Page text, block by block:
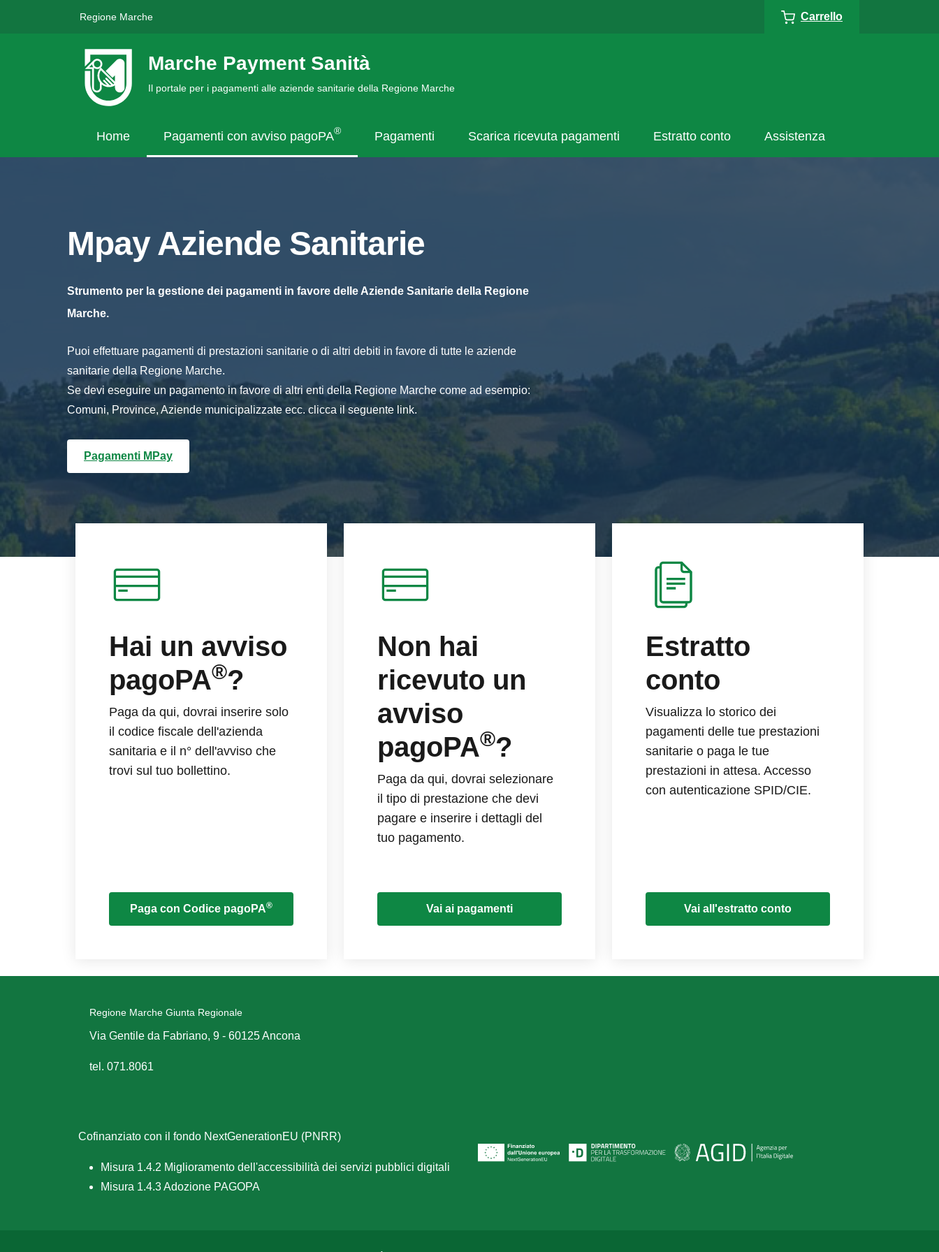
Regione Marche Carrello
Marche Payment Sanità
Il portale per i pagamenti alle aziende sanitarie della Regione Marche
Home Pagamenti con avviso pagoPA® Pagamenti Scarica ricevuta pagamenti Estratto conto Assistenza
Mpay Aziende Sanitarie
Strumento per la gestione dei pagamenti in favore delle Aziende Sanitarie della Regione
Marche.
Puoi effettuare pagamenti di prestazioni sanitarie o di altri debiti in favore di tutte le aziende
sanitarie della Regione Marche.
Se devi eseguire un pagamento in favore di altri enti della Regione Marche come ad esempio:
Comuni, Province, Aziende municipalizzate ecc. clicca il seguente link.
Pagamenti MPay
Hai un avviso
pagoPA®?
Paga da qui, dovrai inserire solo
il codice fiscale dell'azienda
sanitaria e il n° dell'avviso che
trovi sul tuo bollettino.
Paga con Codice pagoPA®
Non hai
ricevuto un
avviso
pagoPA®?
Paga da qui, dovrai selezionare
il tipo di prestazione che devi
pagare e inserire i dettagli del
tuo pagamento.
Vai ai pagamenti
Estratto
conto
Visualizza lo storico dei
pagamenti delle tue prestazioni
sanitarie o paga le tue
prestazioni in attesa. Accesso
con autenticazione SPID/CIE.
Vai all'estratto conto
Regione Marche Giunta Regionale
Via Gentile da Fabriano, 9 - 60125 Ancona
tel. 071.8061
Cofinanziato con il fondo NextGenerationEU (PNRR)
Misura 1.4.2 Miglioramento dell'accessibilità dei servizi pubblici digitali
Misura 1.4.3 Adozione PAGOPA